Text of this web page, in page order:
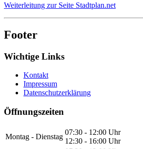
Weiterleitung zur Seite Stadtplan.net
Footer
Wichtige Links
Kontakt
Impressum
Datenschutzerklärung
Öffnungszeiten
Montag - Dienstag
07:30 - 12:00 Uhr
12:30 - 16:00 Uhr